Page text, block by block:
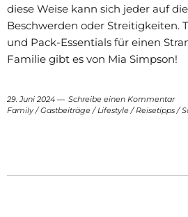
diese Weise kann sich jeder auf
Beschwerden oder Streitigkeiten.
und Pack-Essentials für einen
Familie gibt es von Mia Simpson!
29. Juni 2024
Schreibe einen Kommentar
Family/Gastbeiträge/Lifestyle/Reisetipps/